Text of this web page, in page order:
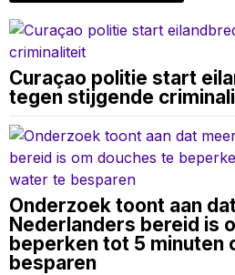
Curaçao politie start
tegen stijgende
Onderzoek toont aan
Nederlanders bereid is
beperken tot 5 minuten
besparen